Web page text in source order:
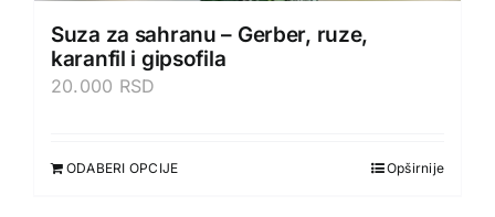
Suza za sahranu – Gerber, ruze,
karanfil i gipsofila
20.000 RSD
ODABERI OPCIJE Opširnije